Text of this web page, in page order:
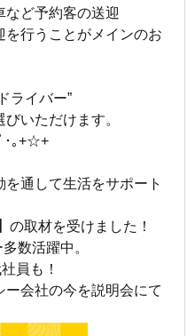
など予約客の送迎
を行うことがメインのお
ライバー”
いただけます。
･｡+☆+
通して生活をサポート
の取材を受けました！
数活躍中。
員も！
ー会社の今を説明会にて